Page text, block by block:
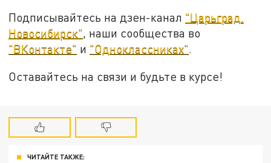
Подписывайтесь на дзен-канал "Царьград.
Новосибирск", наши сообщества во
"ВКонтакте" и "Одноклассниках".
Оставайтесь на связи и будьте в курсе!
ЧИТАЙТЕ ТАКЖЕ: